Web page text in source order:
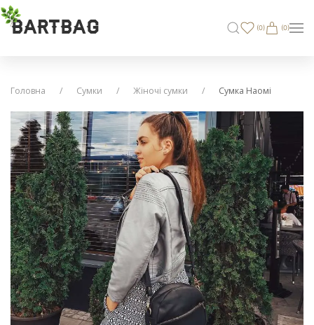
BARTBAG (0) (0)
Головна Сумки Жіночі сумки Сумка Наомі